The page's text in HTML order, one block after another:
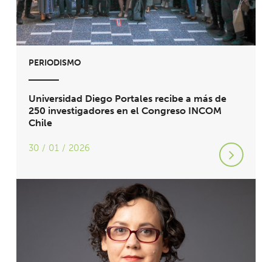
PERIODISMO
Universidad Diego Portales recibe a más de
250 investigadores en el Congreso INCOM
Chile
30 / 01 / 2026